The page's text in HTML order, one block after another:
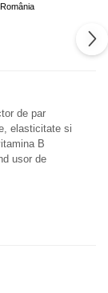
de par
elasticitate si
B
usor de